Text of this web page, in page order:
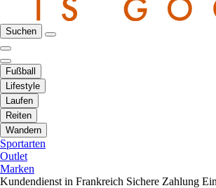
Suchen
Fußball
Lifestyle
Laufen
Reiten
Wandern
Sportarten
Outlet
Marken
Kundendienst in Frankreich Sichere Zahlung